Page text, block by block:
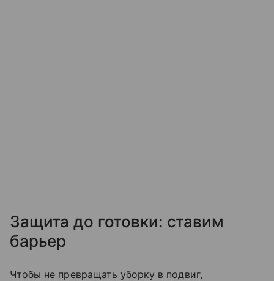
Защита до готовки: ставим
барьер
Чтобы не превращать уборку в подвиг,